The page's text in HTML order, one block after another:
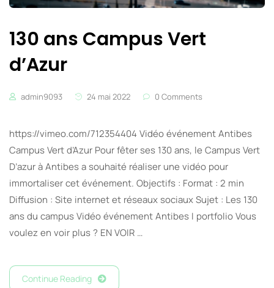
130 ans Campus Vert
d’Azur
admin9093 24 mai 2022 0 Comments
https://vimeo.com/712354404 Vidéo événement Antibes
Campus Vert d’Azur Pour fêter ses 130 ans, le Campus Vert
D’azur à Antibes a souhaité réaliser une vidéo pour
immortaliser cet événement. Objectifs : Format : 2 min
Diffusion : Site internet et réseaux sociaux Sujet : Les 130
ans du campus Vidéo événement Antibes I portfolio Vous
voulez en voir plus ? EN VOIR …
Continue Reading